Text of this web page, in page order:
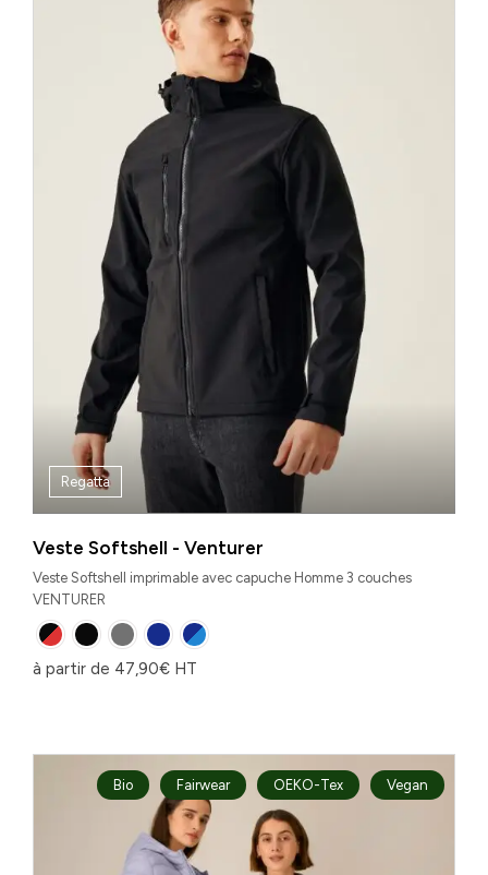
Regatta
Veste Softshell - Venturer
Veste Softshell imprimable avec capuche Homme 3 couches
VENTURER
à partir de 47,90€ HT
Bio Fairwear OEKO-Tex Vegan